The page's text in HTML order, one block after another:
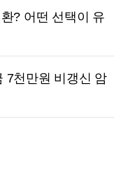
? 어떤 선택이 유
7천만원 비갱신 암